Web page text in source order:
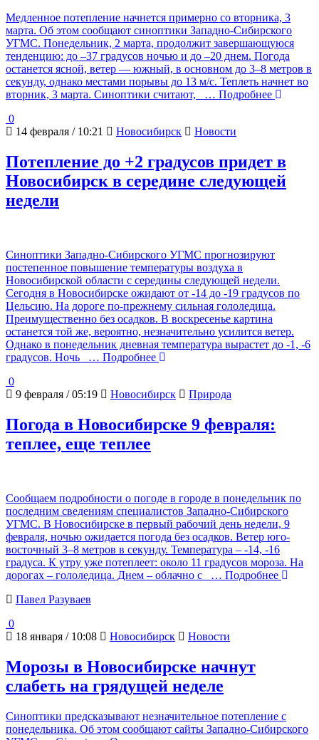
Медленное потепление начнется примерно со вторника, 3
марта. Об этом сообщают синоптики Западно-Сибирского
УГМС. Понедельник, 2 марта, продолжит завершающуюся
тенденцию: до –37 градусов ночью и до –20 днем. Погода
останется ясной, ветер — южный, в основном до 3–8 метров в
секунду, однако местами порывы до 13 м/с. Теплеть начнет во
вторник, 3 марта. Синоптики считают,
… Подробнее
0
14 февраля / 10:21
Новосибирск Новости
Потепление до +2 градусов придет в
Новосибирск в середине следующей
недели
Синоптики Западно-Сибирского УГМС прогнозируют
постепенное повышение температуры воздуха в
Новосибирской области с середины следующей недели.
Сегодня в Новосибирске ожидают от -14 до -19 градусов по
Цельсию. На дороге по-прежнему сильная гололедица.
Преимущественно без осадков. В воскресенье картина
останется той же, вероятно, незначительно усилится ветер.
Однако в понедельник дневная температура вырастет до -1, -6
градусов. Ночь
… Подробнее
0
9 февраля / 05:19
Новосибирск Природа
Погода в Новосибирске 9 февраля:
теплее, еще теплее
Сообщаем подробности о погоде в городе в понедельник по
последним сведениям специалистов Западно-Сибирского
УГМС. В Новосибирске в первый рабочий день недели, 9
февраля, ночью ожидается погода без осадков. Ветер юго-
восточный 3–8 метров в секунду. Температура – -14, -16
градуса. К утру уже потеплеет: около 11 градусов мороза. На
дорогах – гололедица. Днем – облачно с
… Подробнее
Павел Разуваев
0
18 января / 10:08
Новосибирск Новости
Морозы в Новосибирске начнут
слабеть на грядущей неделе
Синоптики предсказывают незначительное потепление с
понедельника. Об этом сообщают сайты Западно-Сибирского